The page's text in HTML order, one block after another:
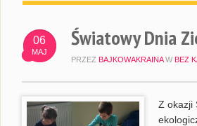
06
MAJ
Światowy Dnia
PRZEZ BAJKOWAKRAINA W BEZ
Z okazji